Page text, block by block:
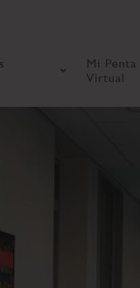
Mi Penta
Virtual